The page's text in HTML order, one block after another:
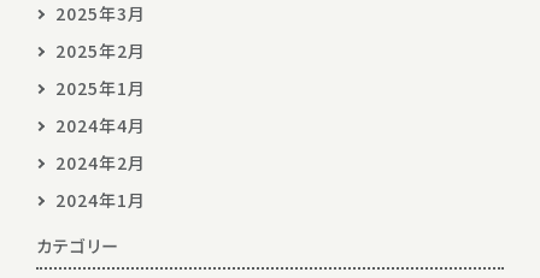
2025年3月
2025年2月
2025年1月
2024年4月
2024年2月
2024年1月
カテゴリー